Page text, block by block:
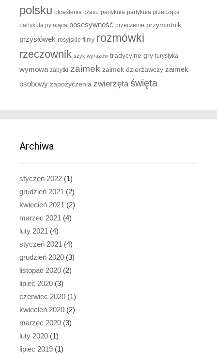
polsku określenia czasu partykuła partykuła przecząca
partykuła pytająca posesywność przeczenie przymiotnik
przysłówek rosyjskie filmy rozmówki
rzeczownik szyk wyrazów tradycyjne gry turystyka
wymowa zabytki zaimek zaimek dzierżawczy zaimek
osobowy zapożyczenia zwierzęta święta
Archiwa
styczeń 2022 (1)
grudzień 2021 (2)
kwiecień 2021 (2)
marzec 2021 (4)
luty 2021 (4)
styczeń 2021 (4)
grudzień 2020 (3)
listopad 2020 (2)
lipiec 2020 (3)
czerwiec 2020 (1)
kwiecień 2020 (2)
marzec 2020 (3)
luty 2020 (1)
lipiec 2019 (1)